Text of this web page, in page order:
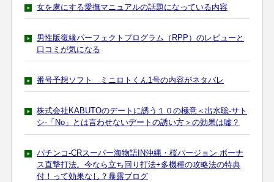
女を虜にする愛撫マニュアルの話題になっている内容
男性版復縁パーフェクトプログラム（RPP）のレビューと
口コミが気になる
番号予想ソフト ミニロトくん1号の内容がネタバレ
株式会社KABUTOのデートに誘う１０の極意＜出水聡-サト
シ-「No」とは言わせないデートの誘い方＞の効果は嘘？
パチンコ-CRスーパー海物語IN沖縄・桜バージョン ボーナ
ス直撃打法。今なら立ち回り打法+多機種の攻略法の特典
付！って効果なし？暴露ブログ